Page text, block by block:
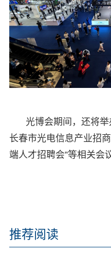
光博会期间，还将举
长春市光电信息产业招
端人才招聘会”等相关会
推荐阅读